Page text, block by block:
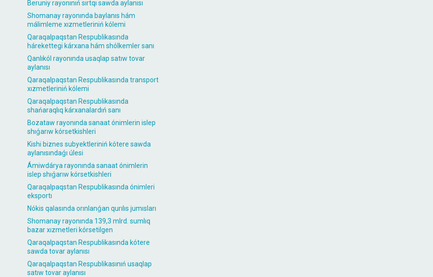
Beruniy rayonınıń sırtqı sawda aylanısı
Shomanay rayonında baylanıs hám
málimleme xızmetleriniń kólemi
Qaraqalpaqstan Respublikasında
hárekettegi kárxana hám shólkemler sanı
Qanlıkól rayonında usaqlap satıw tovar
aylanısı
Qaraqalpaqstan Respublikasında transport
xızmetleriniń kólemi
Qaraqalpaqstan Respublikasında
shańaraqlıq kárxanalardıń sanı
Bozataw rayonında sanaat ónimlerin islep
shıǵarıw kórsetkishleri
Kishi biznes subyektleriniń kótere sawda
aylanısındaǵı úlesi
Ámiwdárya rayonında sanaat ónimlerin
islep shıǵarıw kórsetkishleri
Qaraqalpaqstan Respublikasında ónimleri
eksportı
Nókis qalasında orınlanǵan qurılıs jumısları
Shomanay rayonında 139,3 mlrd. sumlıq
bazar xızmetleri kórsetilgen
Qaraqalpaqstan Respublikasında kótere
sawda tovar aylanısı
Qaraqalpaqstan Respublikasınıń usaqlap
satıw tovar aylanısı